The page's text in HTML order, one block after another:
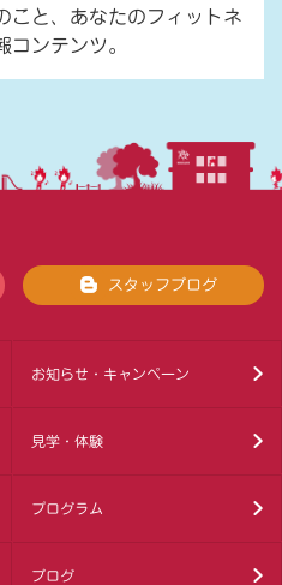
こと、あなたのフィットネ
コンテンツ。
スタッフブログ
お知らせ・キャンペーン
見学・体験
プログラム
ブログ